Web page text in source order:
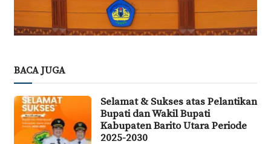
BACA JUGA
Selamat & Sukses atas Pelantikan
Bupati dan Wakil Bupati
Kabupaten Barito Utara Periode
2025-2030